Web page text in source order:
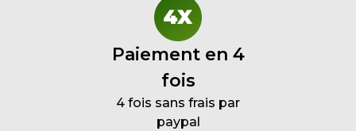
Paiement en 4
fois
4 fois sans frais par
paypal